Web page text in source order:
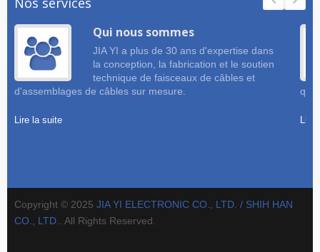
Qui nous sommes
JIA YI a plus de 30 ans d'expertise dans
la conception, la fabrication et le soutien
technique de faisceaux de câbles et
d'assemblages de câbles sur mesure.
Lire la suite
Copyright © 2025 JIA YI ELECTRONIC CO., LTD. / SHIH HAN
CO., LTD.
. All Rights Reserved.